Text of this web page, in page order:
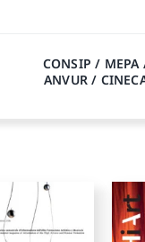
CONSIP / MEPA
ANVUR /